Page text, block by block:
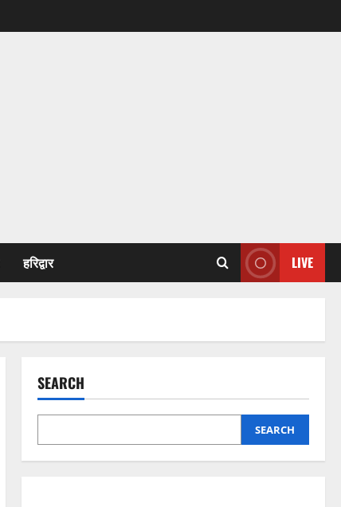
हरिद्वार LIVE
SEARCH
SEARCH